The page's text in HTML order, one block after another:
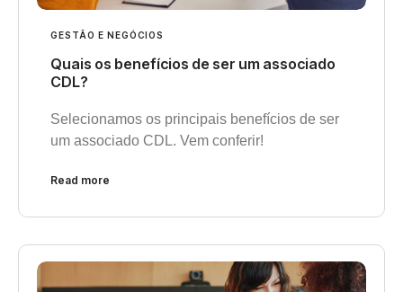
GESTÃO E NEGÓCIOS
Quais os benefícios de ser um associado
CDL?
Selecionamos os principais benefícios de ser
um associado CDL. Vem conferir!
Read more